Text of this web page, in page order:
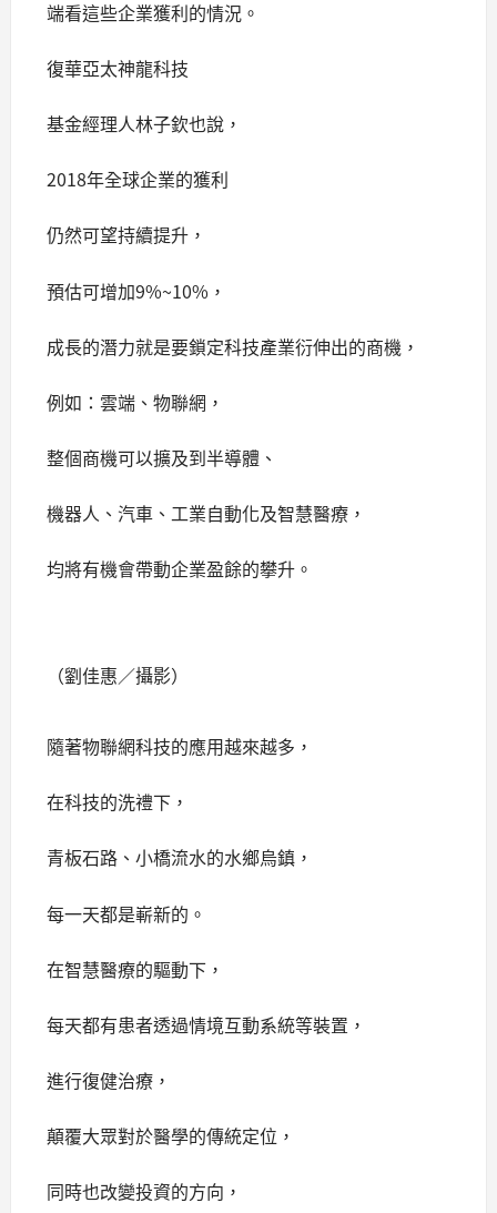
端看這些企業獲利的情況。
復華亞太神龍科技
基金經理人林子欽也說，
2018年全球企業的獲利
仍然可望持續提升，
預估可增加9%~10%，
成長的潛力就是要鎖定科技產業衍伸出的商機，
例如：雲端、物聯網，
整個商機可以擴及到半導體、
機器人、汽車、工業自動化及智慧醫療，
均將有機會帶動企業盈餘的攀升。
（劉佳惠／攝影）
隨著物聯網科技的應用越來越多，
在科技的洗禮下，
青板石路、小橋流水的水鄉烏鎮，
每一天都是嶄新的。
在智慧醫療的驅動下，
每天都有患者透過情境互動系統等裝置，
進行復健治療，
顛覆大眾對於醫學的傳統定位，
同時也改變投資的方向，